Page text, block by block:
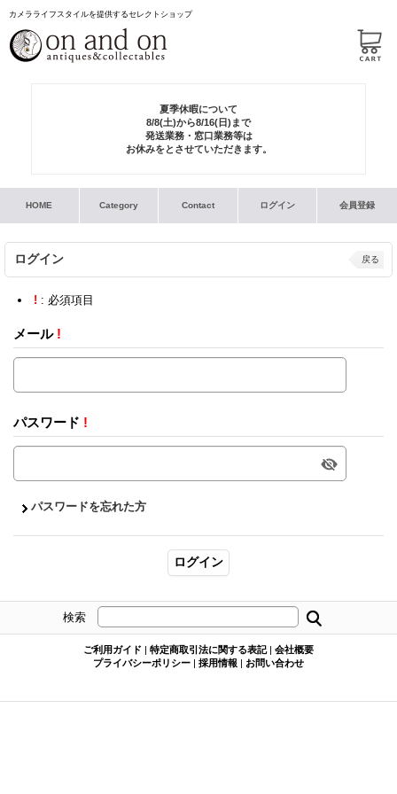
カメラライフスタイルを提供するセレクトショップ
夏季休暇について
8/8(土)から8/16(日)まで
発送業務・窓口業務等は
お休みをとさせていただきます。
HOME Category Contact ログイン 会員登録
ログイン 戻る
! : 必須項目
メール !
パスワード !
パスワードを忘れた方
検索
ご利用ガイド | 特定商取引法に関する表記 | 会社概要
プライバシーポリシー | 採用情報 | お問い合わせ